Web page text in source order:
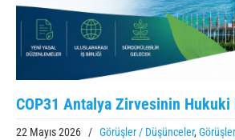
COP31 Antalya Zirvesinin Hukuki
22 Mayıs 2026 / Görüşler / Düşünceler,